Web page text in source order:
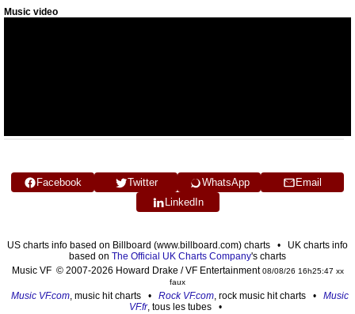
Music video
Facebook Twitter WhatsApp
Email
LinkedIn
US charts info based on Billboard (www.billboard.com) charts • UK charts info
based on The Official UK Charts Company's charts
Music VF © 2007-2026 Howard Drake / VF Entertainment08/08/26 16h25:47 xx
faux
Music VF.com, music hit charts • Rock VF.com, rock music hit charts • Music
VF.fr, tous les tubes •